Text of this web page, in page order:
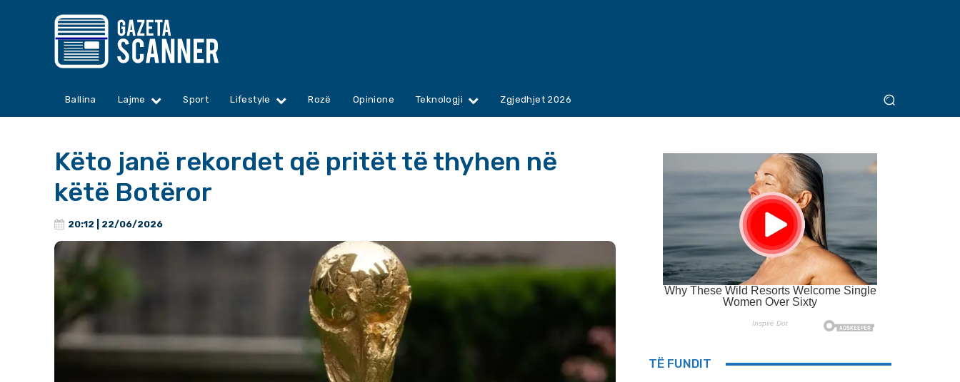
Ballina Lajme Sport Lifestyle Rozë Opinione Teknologji Zgjedhjet 2026
Këto janë rekordet që pritët të thyhen në
këtë Botëror
20:12 | 22/06/2026
TË FUNDIT